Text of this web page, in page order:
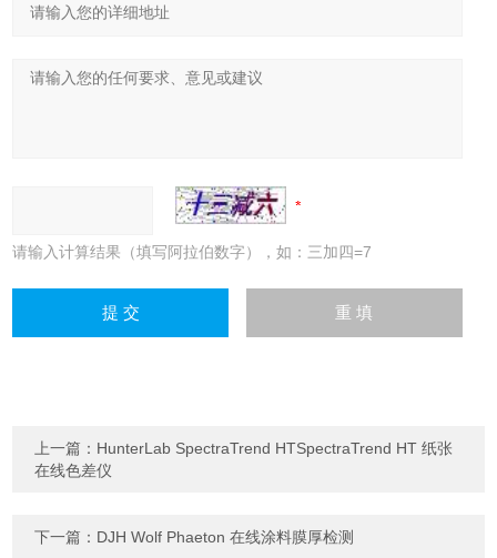
请输入计算结果（填写阿拉伯数字），如：三加四=7
上一篇： HunterLab SpectraTrend HTSpectraTrend HT 纸张
在线色差仪
下一篇： DJH Wolf Phaeton 在线涂料膜厚检测